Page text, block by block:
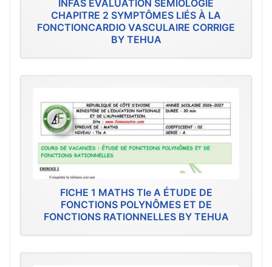
INFAS EVALUATION SÉMIOLOGIE
CHAPITRE 2 SYMPTÔMES LIÉS À LA
FONCTIONCARDIO VASCULAIRE CORRIGE
BY TEHUA
FICHE 1 MATHS Tle A ÉTUDE DE
FONCTIONS POLYNÔMES ET DE
FONCTIONS RATIONNELLES BY TEHUA